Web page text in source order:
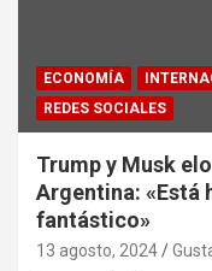
ECONOMÍA
REDES SOCIALES
Trump y Musk
Argentina: «Está
fantástico»
13 agosto, 2024